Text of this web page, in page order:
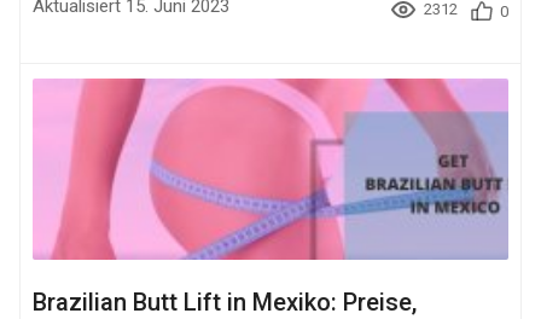
günstiger an: Klinik Ausgehandelter Preis Dr. Soho Klini...
Aktualisiert 15. Juni 2023 2312 0
Brazilian Butt Lift in Mexiko: Preise,